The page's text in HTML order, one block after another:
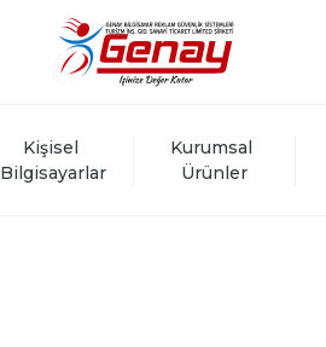
Kişisel
Bilgisayarlar
Kurumsal
Ürünler